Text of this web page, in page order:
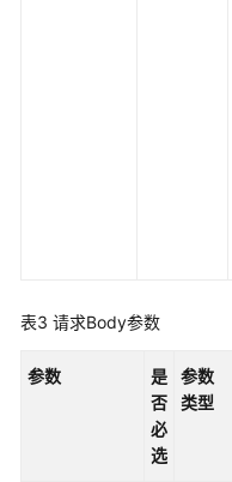
组
表3 请求Body参数
参数
是
否
必
选
参数
类型